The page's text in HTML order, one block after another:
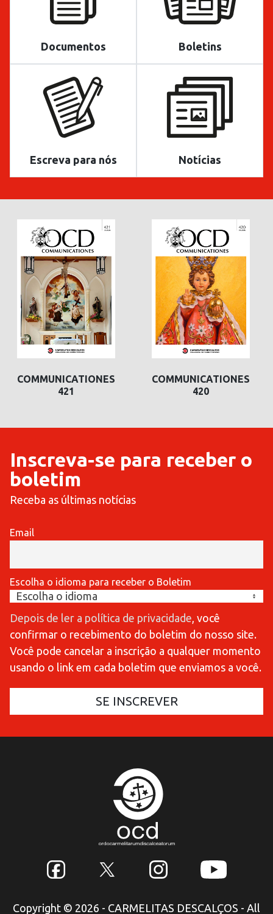
Documentos Boletins
Escreva para nós Notícias
COMMUNICATIONES
421
COMMUNICATIONES
420
Inscreva-se para receber o
boletim
Receba as últimas notícias
Email
Escolha o idioma para receber o Boletim
Depois de ler a política de privacidade, você
confirmar o recebimento do boletim do nosso site.
Você pode cancelar a inscrição a qualquer momento
usando o link em cada boletim que enviamos a você.
Copyright © 2026 - CARMELITAS DESCALÇOS - All